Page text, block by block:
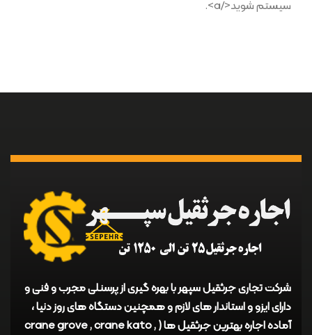
سیستم شوید</a>.
شرکت تجاری جرثقیل سپهر با بهره گیری از پرسنلی مجرب و فنی و
دارای ایزو و استاندار های لازم و همچنین دستگاه های روز دنیا ،
آماده اجاره بهترین جرثقیل ها ( crane grove , crane kato ,